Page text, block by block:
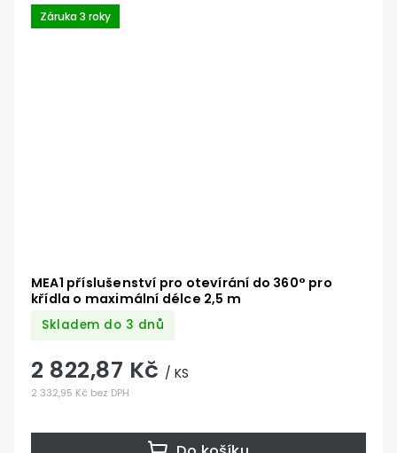
Záruka 3 roky
MEA1 příslušenství pro otevírání do 360° pro
křídla o maximální délce 2,5 m
Skladem do 3 dnů
2 332,95 Kč bez DPH
2 822,87 Kč / KS